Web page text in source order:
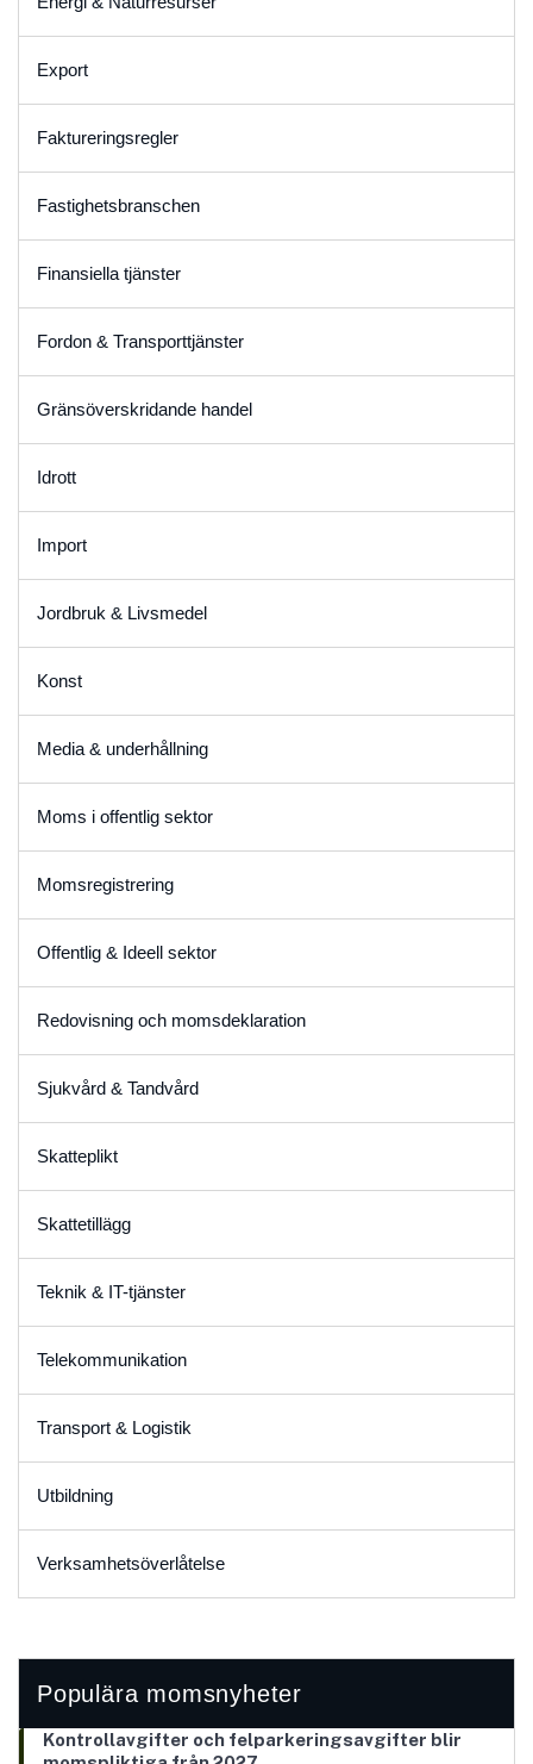
Export
Faktureringsregler
Fastighetsbranschen
Finansiella tjänster
Fordon & Transporttjänster
Gränsöverskridande handel
Idrott
Import
Jordbruk & Livsmedel
Konst
Media & underhållning
Moms i offentlig sektor
Momsregistrering
Offentlig & Ideell sektor
Redovisning och momsdeklaration
Sjukvård & Tandvård
Skatteplikt
Skattetillägg
Teknik & IT-tjänster
Telekommunikation
Transport & Logistik
Utbildning
Verksamhetsöverlåtelse
Populära momsnyheter
Kontrollavgifter och felparkeringsavgifter blir